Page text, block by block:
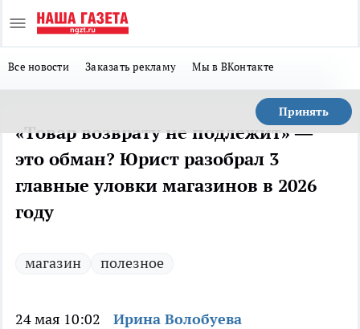
Все новости Заказать рекламу Мы в ВКонтакте
Принять
«Товар возврату не подлежит» —
это обман? Юрист разобрал 3
главные уловки магазинов в 2026
году
магазин полезное
24 мая 10:02 Ирина Волобуева